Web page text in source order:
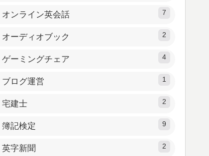
オンライン英会話 7
オーディオブック 2
ゲーミングチェア 4
ブログ運営 1
宅建士 2
簿記検定 9
英字新聞 2